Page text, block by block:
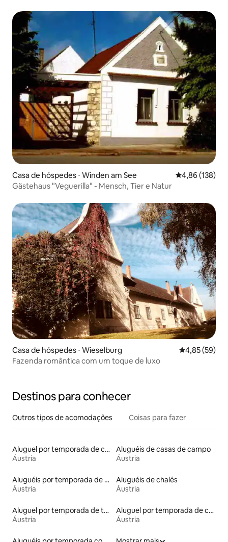
Casa de hóspedes ⋅ Winden am See 4,86 de uma
4,86 (138)
Gästehaus "Veguerilla" - Mensch, Tier e Natur
Casa de hóspedes ⋅ Wieselburg 4,85 de uma
4,85 (59)
Fazenda romântica com um toque de luxo
Destinos para conhecer
Outros tipos de acomodações Coisas para fazer
Aluguel por temporada de casas na árvore
Áustria
Aluguéis de casas de campo
Áustria
Aluguéis por temporada de celeiros
Áustria
Aluguéis de chalés
Áustria
Aluguel por temporada de townhouses
Áustria
Aluguel por temporada de cabanas de pastor
Áustria